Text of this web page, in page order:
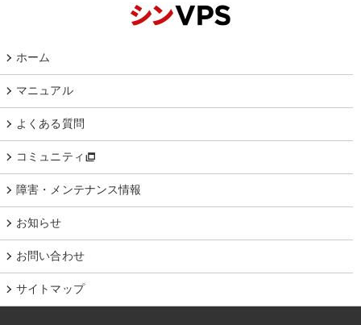
ホーム
マニュアル
よくある質問
コミュニティ
障害・メンテナンス情報
お知らせ
お問い合わせ
サイトマップ